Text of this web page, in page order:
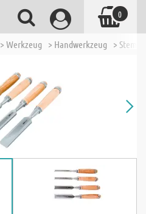
> Werkzeug > Handwerkzeug >
0